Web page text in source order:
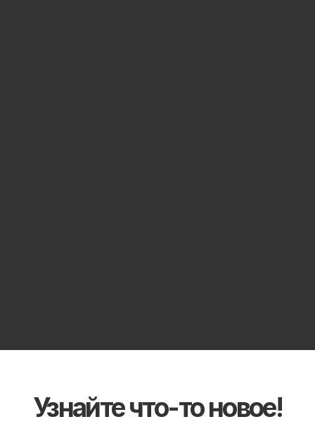
Узнайте что-то новое!